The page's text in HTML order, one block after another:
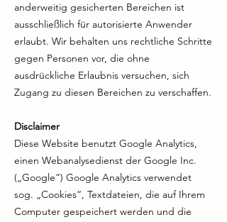
anderweitig gesicherten Bereichen ist
ausschließlich für autorisierte Anwender
erlaubt. Wir behalten uns rechtliche Schritte
gegen Personen vor, die ohne
ausdrückliche Erlaubnis versuchen, sich
Zugang zu diesen Bereichen zu verschaffen.
Disclaimer
Diese Website benutzt Google Analytics,
einen Webanalysedienst der Google Inc.
(„Google“) Google Analytics verwendet
sog. „Cookies“, Textdateien, die auf Ihrem
Computer gespeichert werden und die